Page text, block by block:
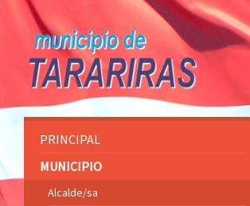
PRINCIPAL
MUNICIPIO
Alcalde/sa